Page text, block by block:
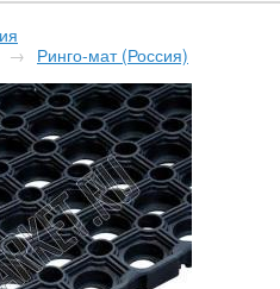
→ Ринго-мат (Россия)